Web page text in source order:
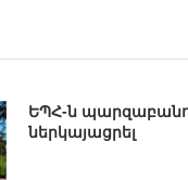
ԵՊՀ-ն
ներկայացրել